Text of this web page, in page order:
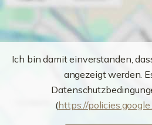
Ich bin damit einverstanden,
angezeigt werden.
(https://